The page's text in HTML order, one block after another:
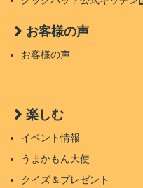
お客様の声
お客様の声
楽しむ
イベント情報
うまかもん大使
クイズ＆プレゼント